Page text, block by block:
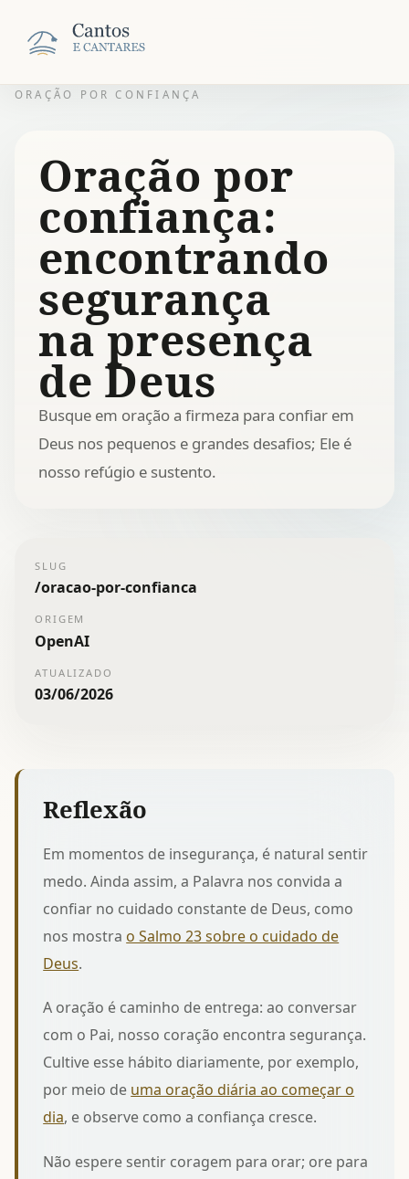
ORAÇÃO POR CONFIANÇA
Oração por
confiança:
encontrando
segurança
na presença
de Deus
Busque em oração a firmeza para confiar em
Deus nos pequenos e grandes desafios; Ele é
nosso refúgio e sustento.
SLUG
/oracao-por-confianca
ORIGEM
OpenAI
ATUALIZADO
03/06/2026
Reflexão
Em momentos de insegurança, é natural sentir
medo. Ainda assim, a Palavra nos convida a
confiar no cuidado constante de Deus, como
nos mostra o Salmo 23 sobre o cuidado de
Deus.
A oração é caminho de entrega: ao conversar
com o Pai, nosso coração encontra segurança.
Cultive esse hábito diariamente, por exemplo,
por meio de uma oração diária ao começar o
dia, e observe como a confiança cresce.
Não espere sentir coragem para orar; ore para